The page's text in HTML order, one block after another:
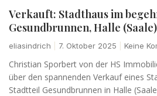
Verkauft: Stadthaus im
Gesundbrunnen, Halle (Saale)
eliasindrich 7. Oktober 2025 Keine
Christian Sporbert von der HS
über den spannenden Verkauf eines
Stadtteil Gesundbrunnen in Halle